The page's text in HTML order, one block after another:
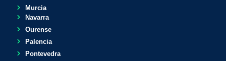
Murcia
Navarra
Ourense
Palencia
Pontevedra